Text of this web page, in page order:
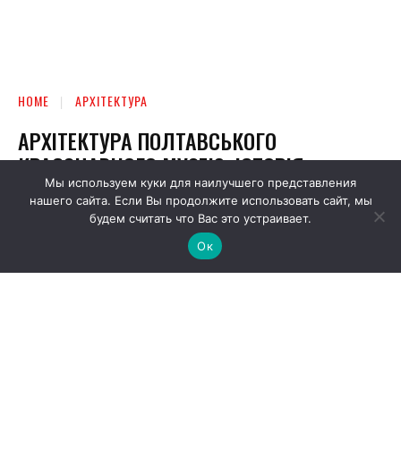
Мы используем куки для наилучшего представления
нашего сайта. Если Вы продолжите использовать сайт, мы
будем считать что Вас это устраивает.
Ок